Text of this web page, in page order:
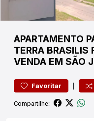
APARTAMENTO
TERRA BRASILIS
VENDA EM SÃO
Favoritar |
Compartilhe: